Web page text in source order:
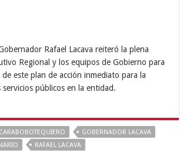
Rafael Lacava reiteró la plena
Regional y los equipos de Gobierno para
este plan de acción inmediato para la
públicos en la entidad.
CARABOBOTEQUIERO
GOBERNADOR LACAVA
RAFAEL LACAVA